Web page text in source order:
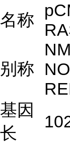
名称
别称
基因
长